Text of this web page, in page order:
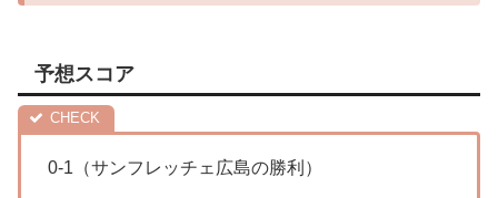
予想スコア
0-1（サンフレッチェ広島の勝利）